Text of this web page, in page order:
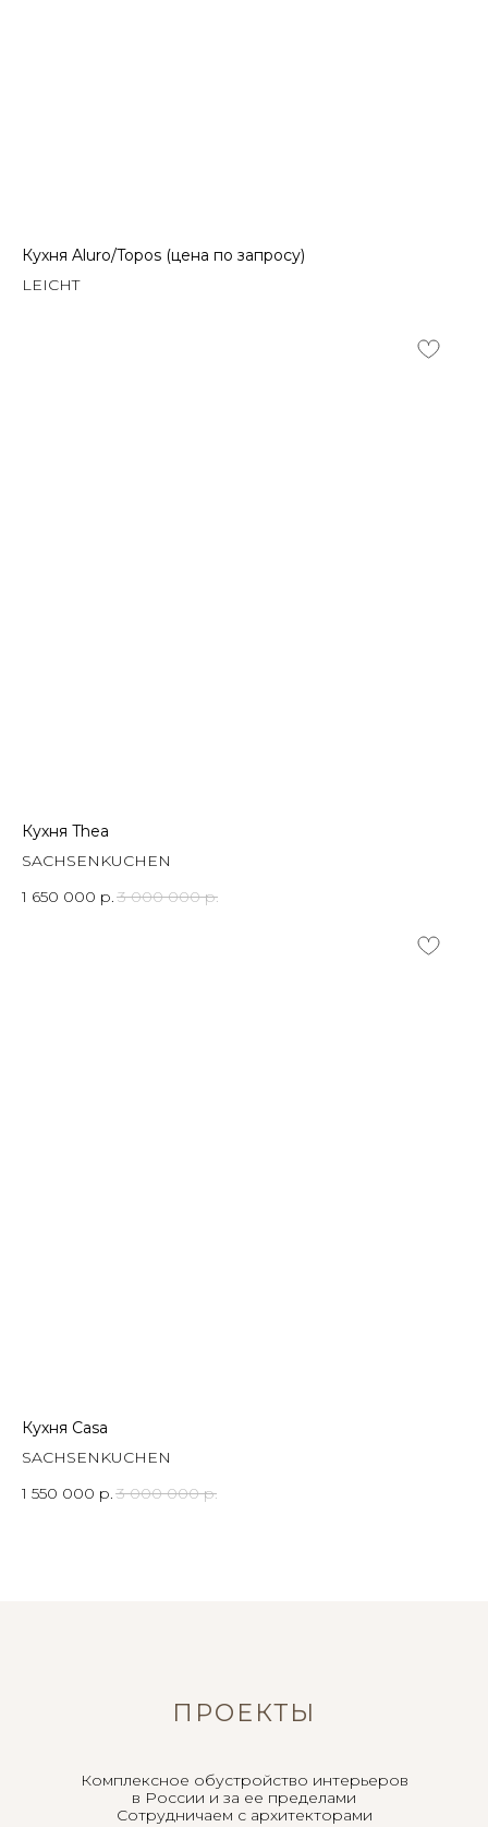
Кухня Aluro/Topos (цена по запросу)
LEICHT
Кухня Thea
SACHSENKUCHEN
1 650 000 р. 3 000 000 р.
Кухня Casa
SACHSENKUCHEN
1 550 000 р. 3 000 000 р.
Комплексное обустройство интерьеров
в России и за ее пределами
Сотрудничаем с архитекторами
ПРОЕКТЫ